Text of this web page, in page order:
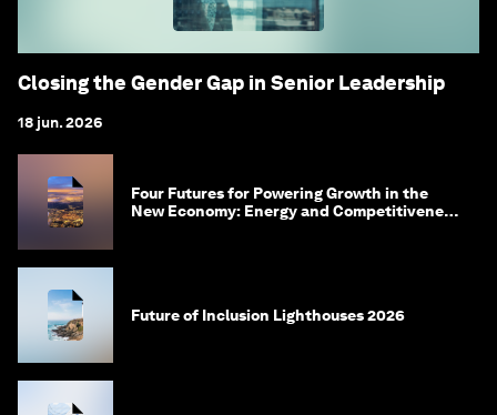
Closing the Gender Gap in Senior Leadership
18 jun. 2026
Four Futures for Powering Growth in the
New Economy: Energy and Competitiveness
Future of Inclusion Lighthouses 2026